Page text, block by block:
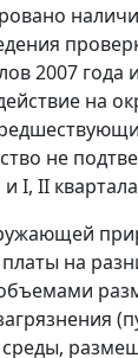
2007
на
не
и I, II
платы на
(